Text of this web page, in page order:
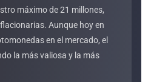
máximo de 21 millones,
Aunque hoy en
en el mercado, el
la más valiosa y la más